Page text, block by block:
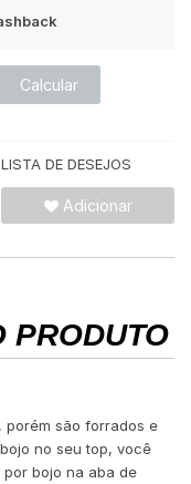
Calcular
LISTA DE DESEJOS
Adicionar
PRODUTO
porém são forrados e
no seu top, você
bojo na aba de